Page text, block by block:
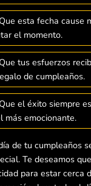
esta fecha cause
el momento.
tus esfuerzos
de cumpleaños.
el éxito siempre
más emocionante.
de tu cumpleaños
Te deseamos
para estar cerca